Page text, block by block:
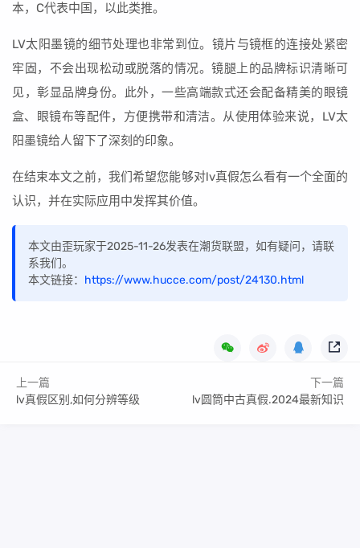
本，C代表中国，以此类推。
LV太阳墨镜的细节处理也非常到位。镜片与镜框的连接处紧密
牢固，不会出现松动或脱落的情况。镜腿上的品牌标识清晰可
见，彰显品牌身份。此外，一些高端款式还会配备精美的眼镜
盒、眼镜布等配件，方便携带和清洁。从使用体验来说，LV太
阳墨镜给人留下了深刻的印象。
在结束本文之前，我们希望您能够对lv真假怎么看有一个全面的
认识，并在实际应用中发挥其价值。
本文由歪玩家于2025-11-26发表在潮货联盟，如有疑问，请联
系我们。
本文链接： https://www.hucce.com/post/24130.html
上一篇
lv真假区别,如何分辨等级
下一篇
lv圆筒中古真假.2024最新知识